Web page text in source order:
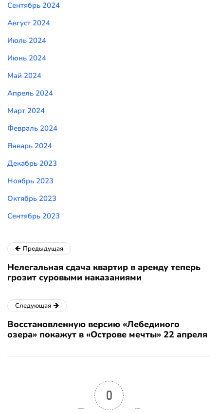
Сентябрь 2024
Август 2024
Июль 2024
Июнь 2024
Май 2024
Апрель 2024
Март 2024
Февраль 2024
Январь 2024
Декабрь 2023
Ноябрь 2023
Октябрь 2023
Сентябрь 2023
Предыдущая
Нелегальная сдача квартир в аренду теперь
грозит суровыми наказаниями
Следующая
Восстановленную версию «Лебединого
озера» покажут в «Острове мечты» 22 апреля
0